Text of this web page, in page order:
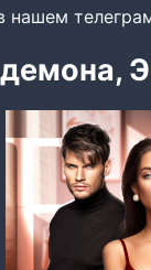
нашем